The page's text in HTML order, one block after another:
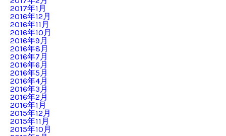
2017年1月
2016年12月
2016年11月
2016年10月
2016年9月
2016年8月
2016年7月
2016年6月
2016年5月
2016年4月
2016年3月
2016年2月
2016年1月
2015年12月
2015年11月
2015年10月